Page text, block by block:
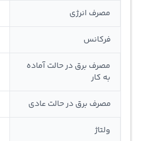
مصرف انرژی
فرکانس
مصرف برق در حالت آماده
به کار
مصرف برق در حالت عادی
ولتاژ